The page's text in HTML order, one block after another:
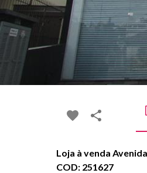
Loja à venda
COD: 251627